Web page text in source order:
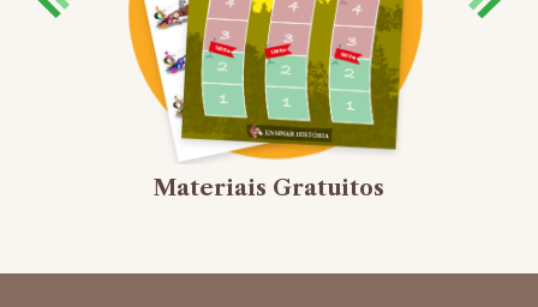
Materiais Gratuitos